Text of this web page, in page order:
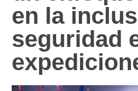
en la
seguridad